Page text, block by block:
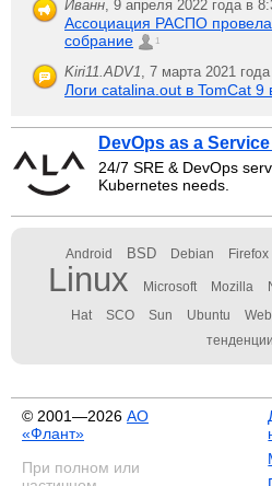
Иванн, 9 апреля 2022 года в
Ассоциация РАСПО
собрание
1
Kiri11.ADV1, 7 марта 2021
Логи catalina.out в TomCat
DevOps as a
24/7 SRE & DevOps
Kubernetes needs.
Android BSD Debian Firefox
Linux Microsoft Mozilla
Hat SCO Sun Ubuntu Web
тенденции
© 2001—2026 АО
«Флант»
При полном или